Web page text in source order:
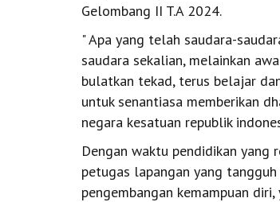
Gelombang II T.A 2024.
" Apa yang telah saudara-
saudara sekalian, melainkan
bulatkan tekad, terus belajar
untuk senantiasa memberikan
negara kesatuan republik
Dengan waktu pendidikan
petugas lapangan yang
pengembangan kemampuan